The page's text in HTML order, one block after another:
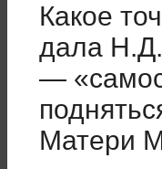
Какое
дала
—
Матери